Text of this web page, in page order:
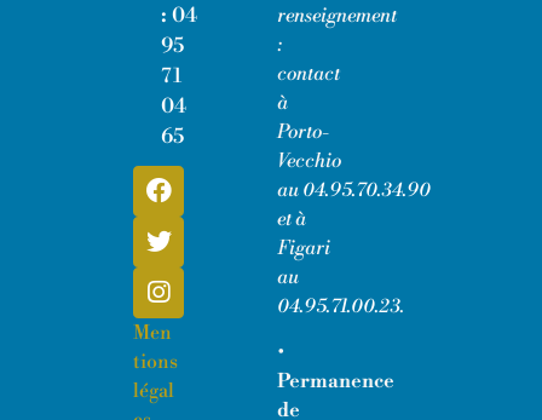
: 04
95
71
04
65
Men
tions
légal
renseignement
:
contact
à
Porto-
Vecchio
au 04.95.70.34.90
et à
Figari
au
04.95.71.00.23.
•
Permanence
de